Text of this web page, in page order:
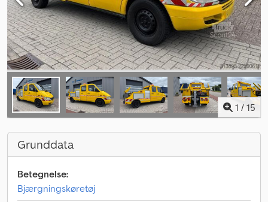
1 / 15
Grunddata
Betegnelse:
Bjærgningskøretøj